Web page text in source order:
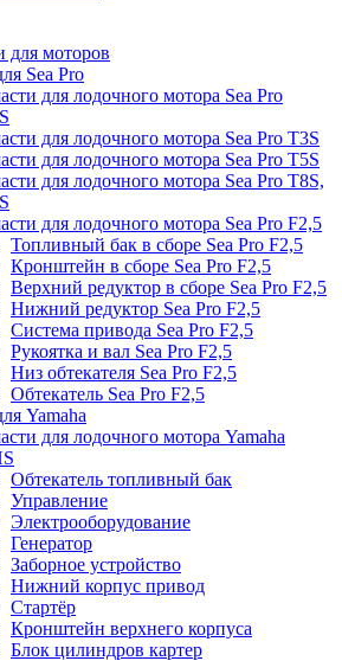
для моторов
Sea Pro
для лодочного мотора Sea Pro
для лодочного мотора Sea Pro Т3S
для лодочного мотора Sea Pro Т5S
для лодочного мотора Sea Pro Т8S,
для лодочного мотора Sea Pro F2,5
Топливный бак в сборе Sea Pro F2,5
Кронштейн в сборе Sea Pro F2,5
Верхний редуктор в сборе Sea Pro F2,5
Нижний редуктор Sea Pro F2,5
Система привода Sea Pro F2,5
Рукоятка и вал Sea Pro F2,5
Низ обтекателя Sea Pro F2,5
Обтекатель Sea Pro F2,5
Yamaha
для лодочного мотора Yamaha
Обтекатель топливный бак
Управление
Электрооборудование
Генератор
Заборное устройство
Нижний корпус привод
Стартёр
Кронштейн верхнего корпуса
Блок цилиндров картер